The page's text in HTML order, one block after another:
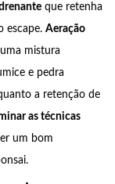
que retenha
escape. Aeração
mistura
e pedra
a retenção de
as técnicas
um bom